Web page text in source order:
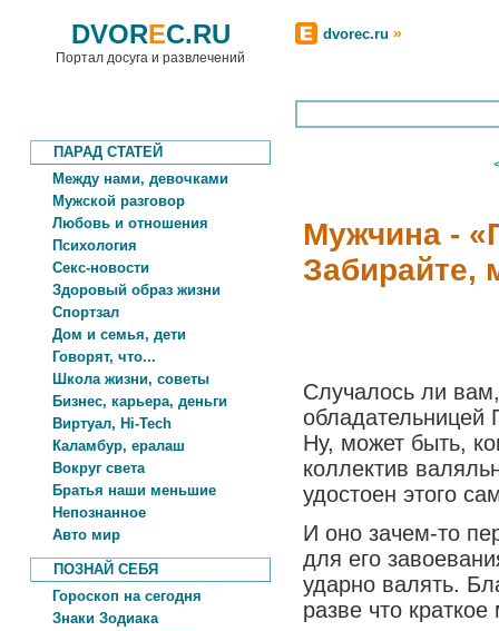
DVOREC.RU
Портал досуга и развлечений
dvorec.ru »
ПАРАД СТАТЕЙ
Между нами, девочками
Мужской разговор
Любовь и отношения
Психология
Секс-новости
Здоровый образ жизни
Спортзал
Дом и семья, дети
Говорят, что...
Школа жизни, советы
Бизнес, карьера, деньги
Виртуал, Hi-Tech
Каламбур, ералаш
Вокруг света
Братья наши меньшие
Непознанное
Авто мир
ПОЗНАЙ СЕБЯ
Гороскоп на сегодня
Знаки Зодиака
Мужчина -
Забирайте,
Случалось ли
обладательницей
Ну, может быть,
коллектив
удостоен этого
И оно зачем-то
для его
ударно валять.
разве что